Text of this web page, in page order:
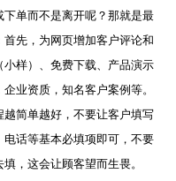
单而不是离开呢？那就是最
先，为网页增加客户评论和
样）、免费下载、产品演示
业资质，知名客户案例等。
简单越好，不要让客户填写
话等基本必填项即可，不要
，这会让顾客望而生畏。